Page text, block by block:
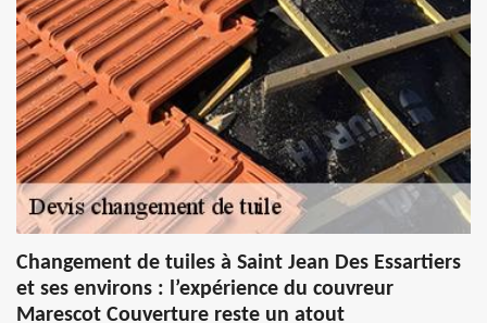
Changement de tuiles à Saint Jean Des Essartiers
et ses environs : l’expérience du couvreur
Marescot Couverture reste un atout